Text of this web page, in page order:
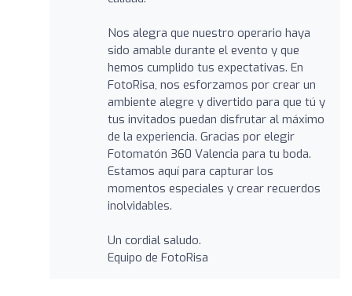
Nos alegra que nuestro operario haya
sido amable durante el evento y que
hemos cumplido tus expectativas. En
FotoRisa, nos esforzamos por crear un
ambiente alegre y divertido para que tú y
tus invitados puedan disfrutar al máximo
de la experiencia. Gracias por elegir
Fotomatón 360 Valencia para tu boda.
Estamos aquí para capturar los
momentos especiales y crear recuerdos
inolvidables.
Un cordial saludo.
Equipo de FotoRisa